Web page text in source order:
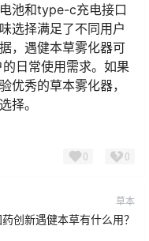
池和type-c充电接口
选择满足了不同用户
，遇健本草雾化器可
日常使用需求。如果
优秀的草本雾化器，
择。
0 0
草本
药创新遇健本草有什么用？